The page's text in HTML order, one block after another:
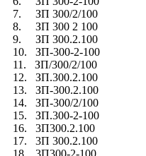
7. ЗП 300/2/100
8. ЗП 300 2 100
9. ЗП 300.2.100
10. ЗП-300-2-100
11. ЗП/300/2/100
12. ЗП.300.2.100
13. ЗП-300.2.100
14. ЗП-300/2/100
15. ЗП.300-2-100
16. 3П300.2.100
17. 3П 300.2.100